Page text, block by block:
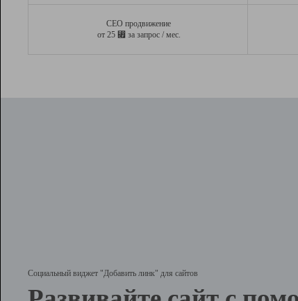
СЕО продвижение
от 25 ⃏ за запрос / мес.
Социальный виджет "Добавить линк" для сайтов